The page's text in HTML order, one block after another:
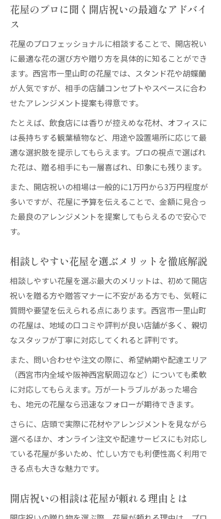
花屋のプロに聞く開店祝いの最適なアドバイ
ス
花屋のプロフェッショナルに相談することで、開店祝い
に最適な花の選び方や贈り方を具体的に知ることができ
ます。西宮市一里山町の花屋では、スタンド花や胡蝶蘭
が人気ですが、相手の店舗コンセプトやスペースに合わ
せたアレンジメント提案も得意です。
たとえば、飲食店には香りが控えめな花材、オフィスに
は長持ちする観葉植物など、用途や設置場所に応じて最
適な選択肢を提示してもらえます。プロの視点で選ばれ
た花は、贈る相手にも一層喜ばれ、印象にも残ります。
また、開店祝いの相場は一般的に1万円から3万円程度が
多いですが、花屋に予算を伝えることで、金額に見合っ
た最良のアレンジメントを提案してもらえるので安心で
す。
相談しやすい花屋を選ぶメリットを徹底解説
相談しやすい花屋を選ぶ最大のメリットは、初めて開店
祝いを贈る方や贈答マナーに不安がある方でも、気軽に
質問や要望を伝えられる点にあります。西宮市一里山町
の花屋は、地域の口コミや評判が良い店舗が多く、親切
なスタッフが丁寧に対応してくれると評判です。
また、問い合わせや注文の際に、希望納期や配達エリア
（西宮市内全域や阪神西宮駅周辺など）についても柔軟
に対応してもらえます。万が一トラブルがあった場合
も、地元の花屋なら迅速なフォローが期待できます。
さらに、店頭で実際に花材やアレンジメントを見ながら
選べるほか、オンライン注文や配達サービスにも対応し
ている花屋が多いため、忙しい方でも利便性高く利用で
きる点も大きな魅力です。
開店祝いの相談は花屋が頼れる理由とは